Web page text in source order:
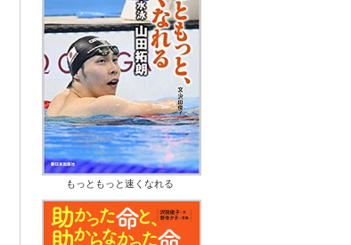
もっともっと速くなれる